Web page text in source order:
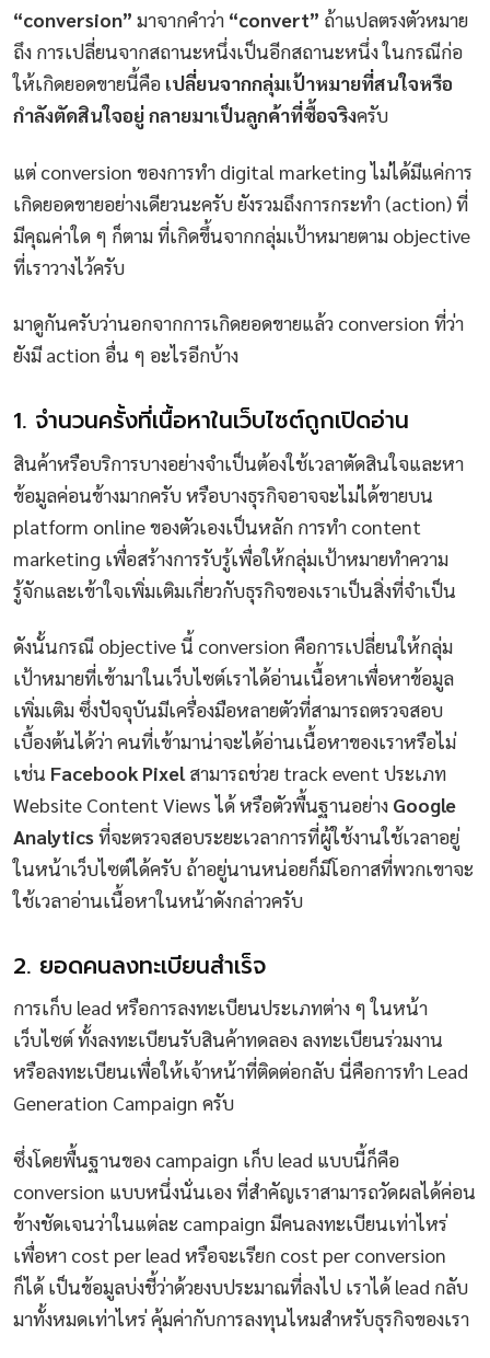
“conversion” มาจากคำว่า “convert” ถ้าแปลตรงตัวหมาย
ถึง การเปลี่ยนจากสถานะหนึ่งเป็นอีกสถานะหนึ่ง ในกรณีก่อ
ให้เกิดยอดขายนี้คือ เปลี่ยนจากกลุ่มเป้าหมายที่สนใจหรือ
กำลังตัดสินใจอยู่ กลายมาเป็นลูกค้าที่ซื้อจริงครับ
แต่ conversion ของการทำ digital marketing ไม่ได้มีแค่การ
เกิดยอดขายอย่างเดียวนะครับ ยังรวมถึงการกระทำ (action) ที่
มีคุณค่าใด ๆ ก็ตาม ที่เกิดขึ้นจากกลุ่มเป้าหมายตาม objective
ที่เราวางไว้ครับ
มาดูกันครับว่านอกจากการเกิดยอดขายแล้ว conversion ที่ว่า
ยังมี action อื่น ๆ อะไรอีกบ้าง
1. จำนวนครั้งที่เนื้อหาในเว็บไซต์ถูกเปิดอ่าน
สินค้าหรือบริการบางอย่างจำเป็นต้องใช้เวลาตัดสินใจและหา
ข้อมูลค่อนข้างมากครับ หรือบางธุรกิจอาจจะไม่ได้ขายบน
platform online ของตัวเองเป็นหลัก การทำ content
marketing เพื่อสร้างการรับรู้เพื่อให้กลุ่มเป้าหมายทำความ
รู้จักและเข้าใจเพิ่มเติมเกี่ยวกับธุรกิจของเราเป็นสิ่งที่จำเป็น
ดังนั้นกรณี objective นี้ conversion คือการเปลี่ยนให้กลุ่ม
เป้าหมายที่เข้ามาในเว็บไซต์เราได้อ่านเนื้อหาเพื่อหาข้อมูล
เพิ่มเติม ซึ่งปัจจุบันมีเครื่องมือหลายตัวที่สามารถตรวจสอบ
เบื้องต้นได้ว่า คนที่เข้ามาน่าจะได้อ่านเนื้อหาของเราหรือไม่
เช่น Facebook Pixelสามารถช่วย track event ประเภท
Website Content Views ได้ หรือตัวพื้นฐานอย่าง Google
Analyticsที่จะตรวจสอบระยะเวลาการที่ผู้ใช้งานใช้เวลาอยู่
ในหน้าเว็บไซต์ได้ครับ ถ้าอยู่นานหน่อยก็มีโอกาสที่พวกเขาจะ
ใช้เวลาอ่านเนื้อหาในหน้าดังกล่าวครับ
2. ยอดคนลงทะเบียนสำเร็จ
การเก็บ lead หรือการลงทะเบียนประเภทต่าง ๆ ในหน้า
เว็บไซต์ ทั้งลงทะเบียนรับสินค้าทดลอง ลงทะเบียนร่วมงาน
หรือลงทะเบียนเพื่อให้เจ้าหน้าที่ติดต่อกลับ นี่คือการทำ Lead
Generation Campaign ครับ
ซึ่งโดยพื้นฐานของ campaign เก็บ lead แบบนี้ก็คือ
conversion แบบหนึ่งนั่นเอง ที่สำคัญเราสามารถวัดผลได้ค่อน
ข้างชัดเจนว่าในแต่ละ campaign มีคนลงทะเบียนเท่าไหร่
เพื่อหา cost per lead หรือจะเรียก cost per conversion
ก็ได้ เป็นข้อมูลบ่งชี้ว่าด้วยงบประมาณที่ลงไป เราได้ lead กลับ
มาทั้งหมดเท่าไหร่ คุ้มค่ากับการลงทุนไหมสำหรับธุรกิจของเรา